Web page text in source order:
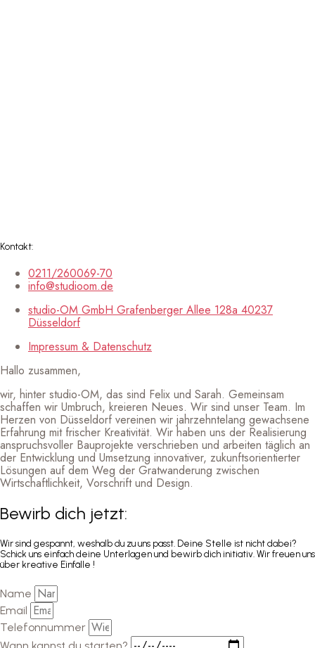
Kontakt:
0211/260069-70
info@studioom.de
studio-OM GmbH Grafenberger Allee 128a 40237
Düsseldorf
Impressum & Datenschutz
Hallo zusammen,
wir, hinter studio-OM, das sind Felix und Sarah. Gemeinsam
schaffen wir Umbruch, kreieren Neues. Wir sind unser Team. Im
Herzen von Düsseldorf vereinen wir jahrzehntelang gewachsene
Erfahrung mit frischer Kreativität. Wir haben uns der Realisierung
anspruchsvoller Bauprojekte verschrieben und arbeiten täglich an
der Entwicklung und Umsetzung innovativer, zukunftsorientierter
Lösungen auf dem Weg der Gratwanderung zwischen
Wirtschaftlichkeit, Vorschrift und Design.
Bewirb dich jetzt:
Wir sind gespannt, weshalb du zu uns passt. Deine Stelle ist nicht dabei?
Schick uns einfach deine Unterlagen und bewirb dich initiativ. Wir freuen uns
über kreative Einfälle !
Name
Email
Telefonnummer